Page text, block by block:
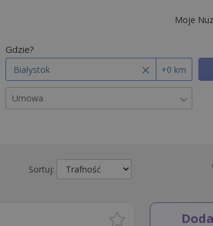
Moje
Gdzie?
+0 km
Umowa
Sortuj: